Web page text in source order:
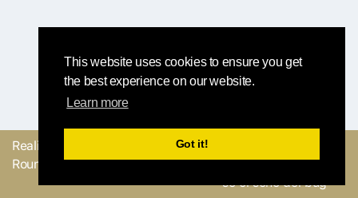
This website uses cookies to ensure you get
the best experience on our website.
Learn more
Got it!
Realizzato con
Round Robin team
feedback o facci sapere
se ci sono dei bug